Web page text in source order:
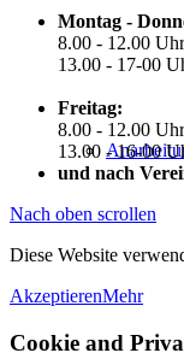
Montag -
8.00 - 12.00 Uhr
13.00 - 17-00
Freitag:
8.00 - 12.00 Uhr
13.00 - 16-00
und nach
Nach oben scrollen
Diese Website
AkzeptierenMehr
Cookie and